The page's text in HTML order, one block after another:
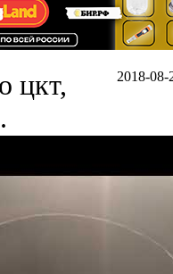
2018-08-
цкт,